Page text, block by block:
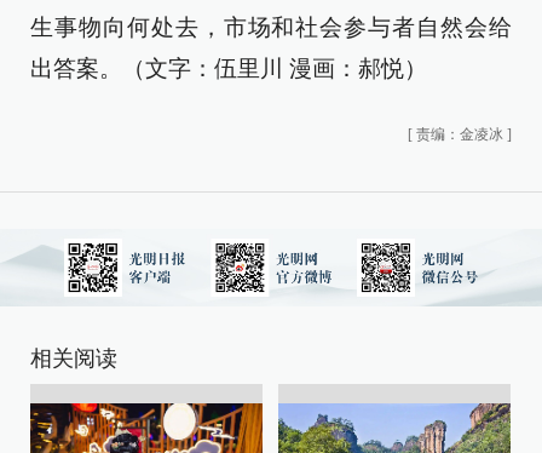
生事物向何处去，市场和社会参与者自然会给
出答案。（文字：伍里川 漫画：郝悦）
[ 责编：金凌冰 ]
相关阅读